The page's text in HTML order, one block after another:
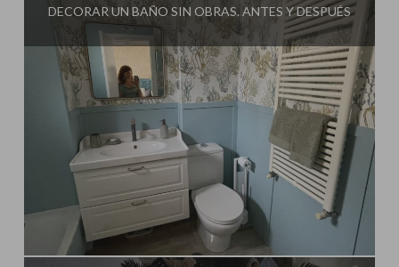
DECORAR UN BAÑO SIN OBRAS. ANTES Y DESPUÉS
Influencer:Mimo de Mami